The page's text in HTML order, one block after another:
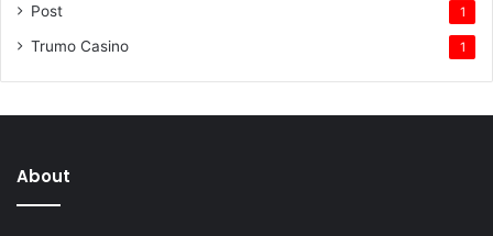
Post 1
Trumo Casino 1
About